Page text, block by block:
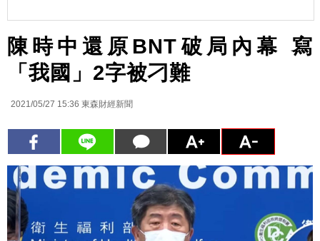
陳時中還原BNT破局內幕 寫
「我國」2字被刁難
2021/05/27 15:36 東森財經新聞